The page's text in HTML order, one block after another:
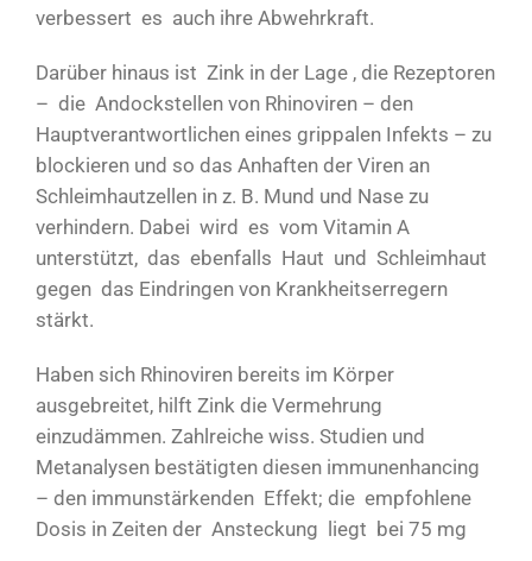
verbessert es auch ihre Abwehrkraft.
Darüber hinaus ist Zink in der Lage , die Rezeptoren
– die Andockstellen von Rhinoviren – den
Hauptverantwortlichen eines grippalen Infekts – zu
blockieren und so das Anhaften der Viren an
Schleimhautzellen in z. B. Mund und Nase zu
verhindern. Dabei wird es vom Vitamin A
unterstützt, das ebenfalls Haut und Schleimhaut
gegen das Eindringen von Krankheitserregern
stärkt.
Haben sich Rhinoviren bereits im Körper
ausgebreitet, hilft Zink die Vermehrung
einzudämmen. Zahlreiche wiss. Studien und
Metanalysen bestätigten diesen immunenhancing
– den immunstärkenden Effekt; die empfohlene
Dosis in Zeiten der Ansteckung liegt bei 75 mg